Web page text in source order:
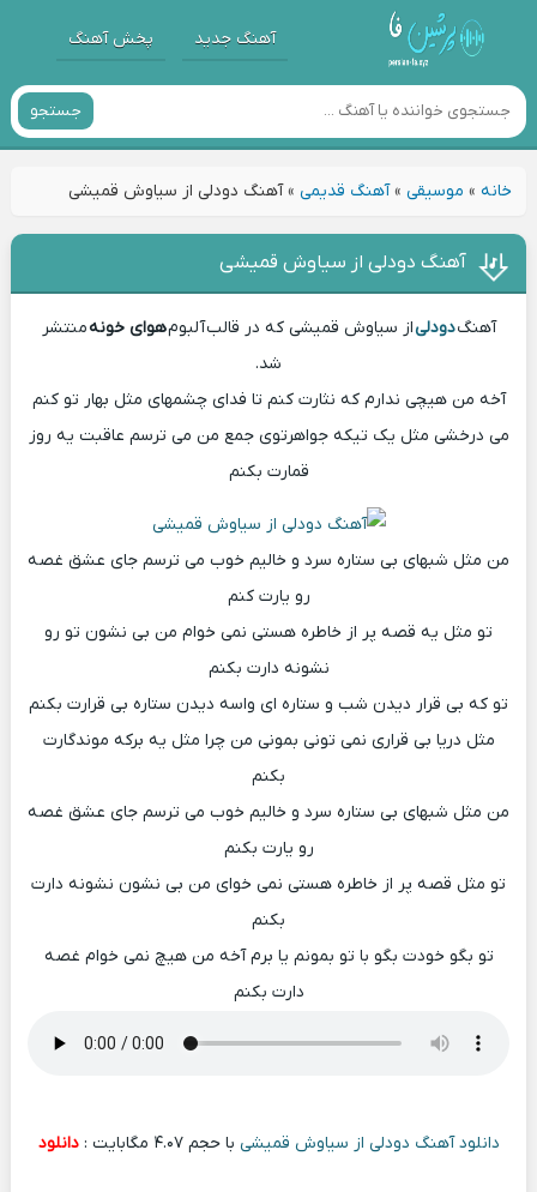
آهنگ جدید پخش آهنگ
جستجو
خانه» موسیقی»آهنگ قدیمی»آهنگ دودلی از سیاوش قمیشی
آهنگ دودلی از سیاوش قمیشی
آهنگدودلیاز سیاوش قمیشی که در قالب آلبومهوای خونهمنتشر
شد.
آخه من هیچی ندارم که نثارت کنم تا فدای چشمهای مثل بهار تو کنم
می درخشی مثل یک تیکه جواهرتوی جمع من می ترسم عاقبت یه روز
قمارت بکنم
من مثل شبهای بی ستاره سرد و خالیم خوب می ترسم جای عشق غصه
رو یارت کنم
تو مثل یه قصه پر از خاطره هستی نمی خوام من بی نشون تو رو
نشونه دارت بکنم
تو که بی قرار دیدن شب و ستاره ای واسه دیدن ستاره بی قرارت بکنم
مثل دریا بی قراری نمی تونی بمونی من چرا مثل یه برکه موندگارت
بکنم
من مثل شبهای بی ستاره سرد و خالیم خوب می ترسم جای عشق غصه
رو یارت بکنم
تو مثل قصه پر از خاطره هستی نمی خوای من بی نشون نشونه دارت
بکنم
تو بگو خودت بگو با تو بمونم یا برم آخه من هیچ نمی خوام غصه
دارت بکنم
دانلود آهنگ دودلی از سیاوش قمیشی با حجم ۴.۰۷ مگابایت : دانلود